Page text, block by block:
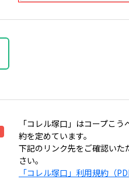
「コレル塚口」はコープこ
約を定めています。
下記のリンク先をご確認い
さい。
「コレル塚口」利用規約（